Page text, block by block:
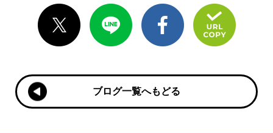
ブログ一覧へもどる
ブログ一覧へもどる